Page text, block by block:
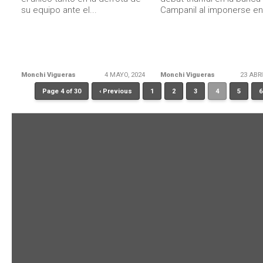
su equipo ante el...
Monchi Vigueras 4 MAYO, 2024
Campanil al imponerse
Monchi Vigueras 23
Page 4 of 30 ‹ Previous 1 2 3 4 5 6